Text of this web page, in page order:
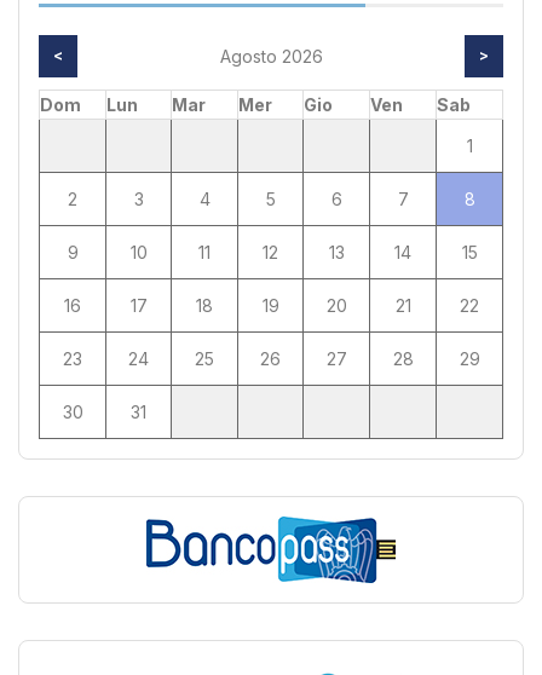
< Agosto 2026 >
Dom Lun Mar Mer Gio Ven
Sab
1
2 3 4 5 6 7 8
9 10 11 12 13 14 15
16 17 18 19 20 21 22
23 24 25 26 27 28 29
30 31